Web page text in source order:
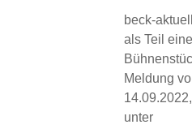
beck-
als Teil
Meldung
unter